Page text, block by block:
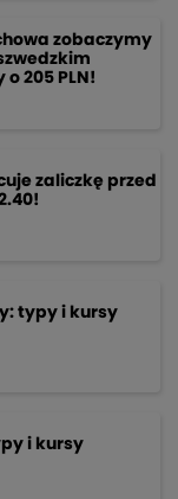
zobaczymy
205 PLN!
zaliczkę przed
typy i kursy
i kursy